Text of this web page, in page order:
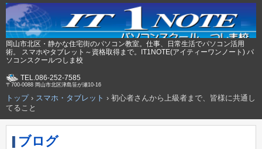
岡山市北区・静かな住宅街のパソコン教室。仕事、日常生活でパソコン活用
術。 スマホやタブレット～資格取得まで。IT1NOTE(アイティーワンノート) パ
ソコンスクールつしま校
TEL.086-252-7585
〒700-0088 岡山市北区津島笹が瀬10-16
トップ› スマホ・タブレット › 初心者さんから上級者まで、皆様に共通し
てること
ブログ